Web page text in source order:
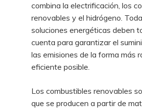
combina la electrificación, los
renovables y el hidrógeno.
soluciones energéticas deben
cuenta para garantizar el
las emisiones de la forma más
eficiente posible.
Los combustibles renovables
que se producen a partir de